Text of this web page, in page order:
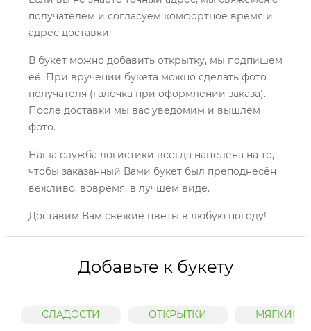
получателем и согласуем комфортное время и
адрес доставки.
В букет можно добавить открытку, мы подпишем
её. При вручении букета можно сделать фото
получателя (галочка при оформлении заказа).
После доставки мы вас уведомим и вышлем
фото.
Наша служба логистики всегда нацелена на то,
чтобы заказанный Вами букет был преподнесён
вежливо, вовремя, в лучшем виде.
Доставим Вам свежие цветы в любую погоду!
Добавьте к букету
СЛАДОСТИ ОТКРЫТКИ МЯГКИЕ